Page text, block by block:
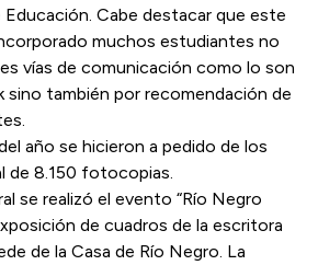
Cabe destacar que este
muchos estudiantes no
vías de comunicación como lo son
sino también por recomendación de
año se hicieron a pedido de los
8.150 fotocopias.
se realizó el evento “Río Negro
de cuadros de la escritora
de la Casa de Río Negro. La